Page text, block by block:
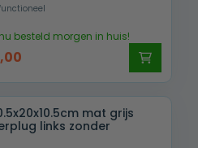
besteld morgen in huis!
is:
€ 95,00.
mat grijs
links zonder